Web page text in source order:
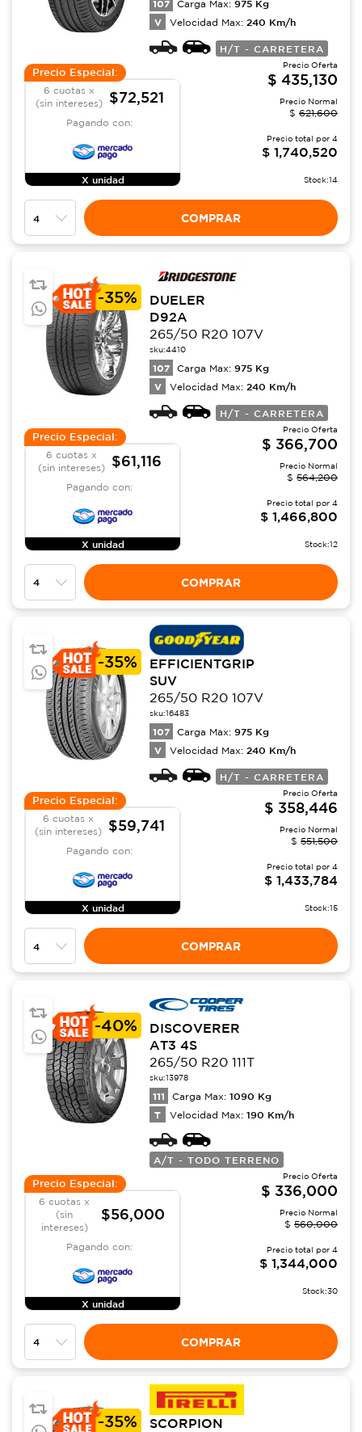
107 Carga Max: 975 Kg
V Velocidad Max: 240 Km/h
H/T - CARRETERA
Precio Especial:
6 cuotas x
(sin intereses)
$72,521
Pagando con:
X unidad
Precio Oferta
$ 435,130
Precio Normal
$ 621,600
Precio total por 4
$ 1,740,520
Stock:14
COMPRAR
-35%
DUELER
D92A
265/50 R20 107V
sku:4410
107 Carga Max: 975 Kg
V Velocidad Max: 240 Km/h
H/T - CARRETERA
Precio Especial:
6 cuotas x
(sin intereses)
$61,116
Pagando con:
X unidad
Precio Oferta
$ 366,700
Precio Normal
$ 564,200
Precio total por 4
$ 1,466,800
Stock:12
COMPRAR
-35%
EFFICIENTGRIP
SUV
265/50 R20 107V
sku:16483
107 Carga Max: 975 Kg
V Velocidad Max: 240 Km/h
H/T - CARRETERA
Precio Especial:
6 cuotas x
(sin intereses)
$59,741
Pagando con:
X unidad
Precio Oferta
$ 358,446
Precio Normal
$ 551,500
Precio total por 4
$ 1,433,784
Stock:15
COMPRAR
-40%
DISCOVERER
AT3 4S
265/50 R20 111T
sku:13978
111 Carga Max: 1090 Kg
T Velocidad Max: 190 Km/h
A/T - TODO TERRENO
Precio Especial:
6 cuotas x
(sin
intereses)
$56,000
Pagando con:
X unidad
Precio Oferta
$ 336,000
Precio Normal
$ 560,000
Precio total por 4
$ 1,344,000
Stock:30
COMPRAR
-35% SCORPION